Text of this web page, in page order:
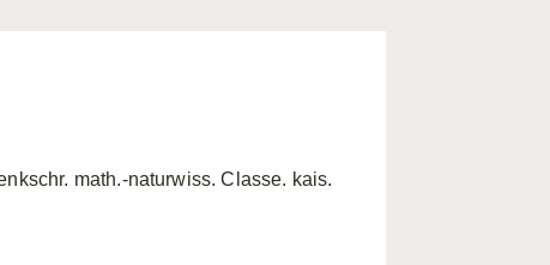
math.-naturwiss. Classe. kais.